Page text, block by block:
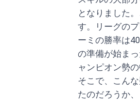
となりました
す。リーグの
ーミの勝率は
の準備が始ま
ャンピオン勢
そこで、こん
たのだろうか、